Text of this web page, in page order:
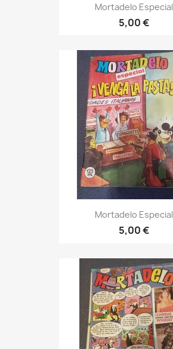
Mortadelo Especial
5,00 €
Mortadelo Especial
5,00 €